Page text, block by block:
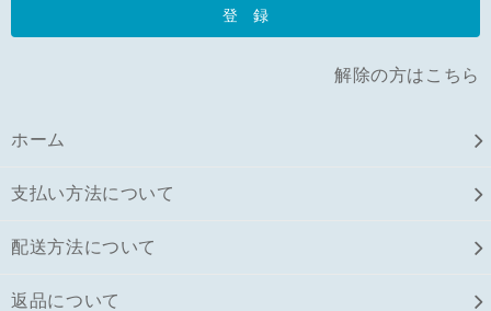
解除の方はこちら
ホーム
支払い方法について
配送方法について
返品について